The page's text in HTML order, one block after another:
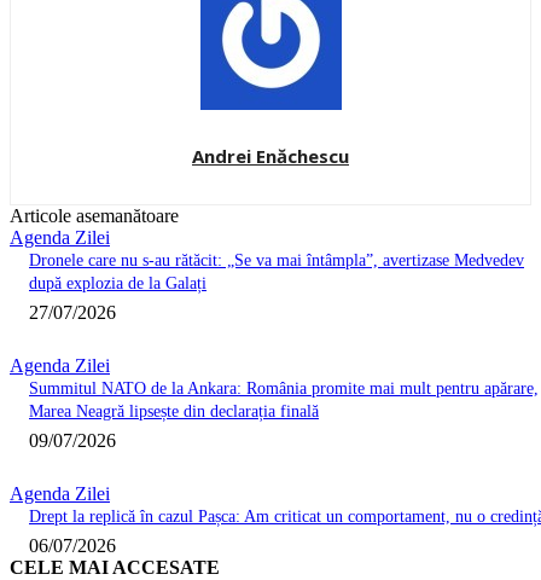
Andrei Enăchescu
Articole asemanătoare
Agenda Zilei
Dronele care nu s-au rătăcit: „Se va mai întâmpla”, avertizase Medvedev
după explozia de la Galați
27/07/2026
Agenda Zilei
Summitul NATO de la Ankara: România promite mai mult pentru apărare,
Marea Neagră lipsește din declarația finală
09/07/2026
Agenda Zilei
Drept la replică în cazul Pașca: Am criticat un comportament, nu o
06/07/2026
CELE MAI ACCESATE